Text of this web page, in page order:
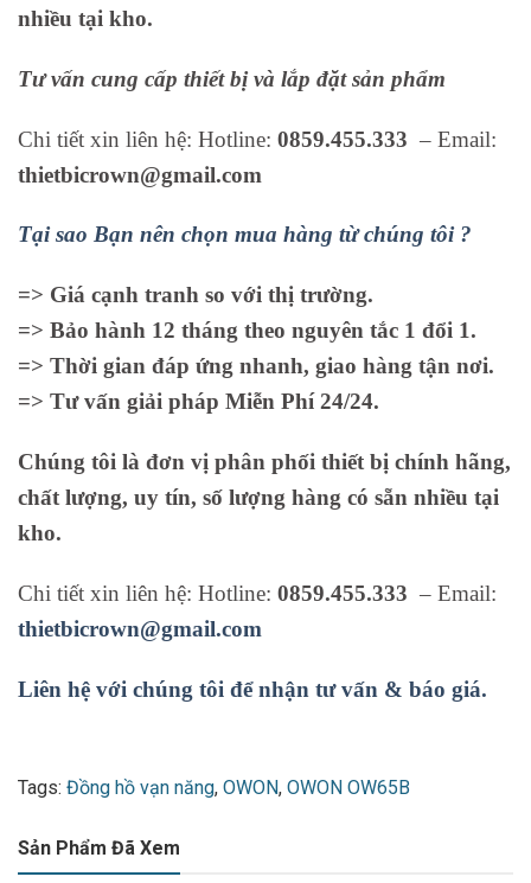
nhiều tại kho.
Tư vấn cung cấp thiết bị và lắp đặt sản phẩm
Chi tiết xin liên hệ: Hotline: 0859.455.333 – Email:
thietbicrown@gmail.com
Tại sao Bạn nên chọn mua hàng từ chúng tôi ?
=> Giá cạnh tranh so với thị trường.
=> Bảo hành 12 tháng theo nguyên tắc 1 đổi 1.
=> Thời gian đáp ứng nhanh, giao hàng tận nơi.
=> Tư vấn giải pháp Miễn Phí 24/24.
Chúng tôi là đơn vị phân phối thiết bị chính hãng,
chất lượng, uy tín, số lượng hàng có sẵn nhiều tại
kho.
Chi tiết xin liên hệ: Hotline: 0859.455.333 – Email:
thietbicrown@gmail.com
Liên hệ với chúng tôi để nhận tư vấn & báo giá.
Tags: Đồng hồ vạn năng, OWON, OWON OW65B
Sản Phẩm Đã Xem